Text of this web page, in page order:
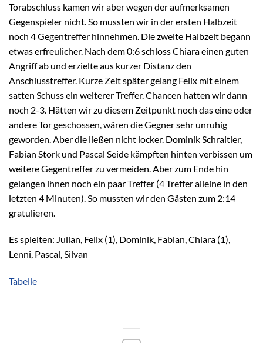
Torabschluss kamen wir aber wegen der aufmerksamen
Gegenspieler nicht. So mussten wir in der ersten Halbzeit
noch 4 Gegentreffer hinnehmen. Die zweite Halbzeit begann
etwas erfreulicher. Nach dem 0:6 schloss Chiara einen guten
Angriff ab und erzielte aus kurzer Distanz den
Anschlusstreffer. Kurze Zeit später gelang Felix mit einem
satten Schuss ein weiterer Treffer. Chancen hatten wir dann
noch 2-3. Hätten wir zu diesem Zeitpunkt noch das eine oder
andere Tor geschossen, wären die Gegner sehr unruhig
geworden. Aber die ließen nicht locker. Dominik Schraitler,
Fabian Stork und Pascal Seide kämpften hinten verbissen um
weitere Gegentreffer zu vermeiden. Aber zum Ende hin
gelangen ihnen noch ein paar Treffer (4 Treffer alleine in den
letzten 4 Minuten). So mussten wir den Gästen zum 2:14
gratulieren.
Es spielten: Julian, Felix (1), Dominik, Fabian, Chiara (1),
Lenni, Pascal, Silvan
Tabelle